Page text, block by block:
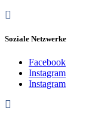
Soziale Netzwerke
Facebook
Instagram
Instagram